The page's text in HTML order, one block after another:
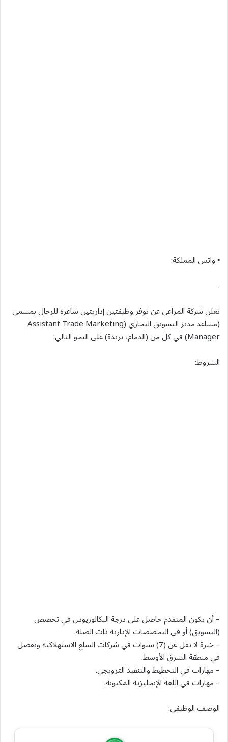
▪︎ واتس المملكة:
.
تعلن شركة المراعي عن توفر وظيفتين إداريتين شاغرة للرجال بمسمى
(مساعد مدير التسويق التجاري (Assistant Trade Marketing
Manager) في كل من (الدمام، بريدة) على النحو التالي:
الشروط:
– أن يكون المتقدم حاصل على درجة البكالوريوس في تخصص
(التسويق) أو في التخصصات الإدارية ذات الصلة.
– خبرة لا تقل عن (7) سنوات في شركات السلع الاستهلاكية ويفضل
في منطقة الشرق الأوسط.
– مهارات في التخطيط والتنفيذ الترويجي.
– مهارات في اللغة الإنجليزية المكتوبة.
الوصف الوظيفي: